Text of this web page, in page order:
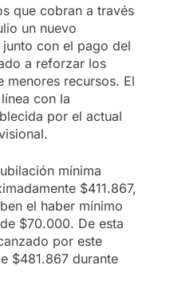
que cobran a través
un nuevo
con el pago del
a reforzar los
menores recursos. El
con la
por el actual
mínima
$411.867,
el haber mínimo
$70.000. De esta
por este
$481.867 durante